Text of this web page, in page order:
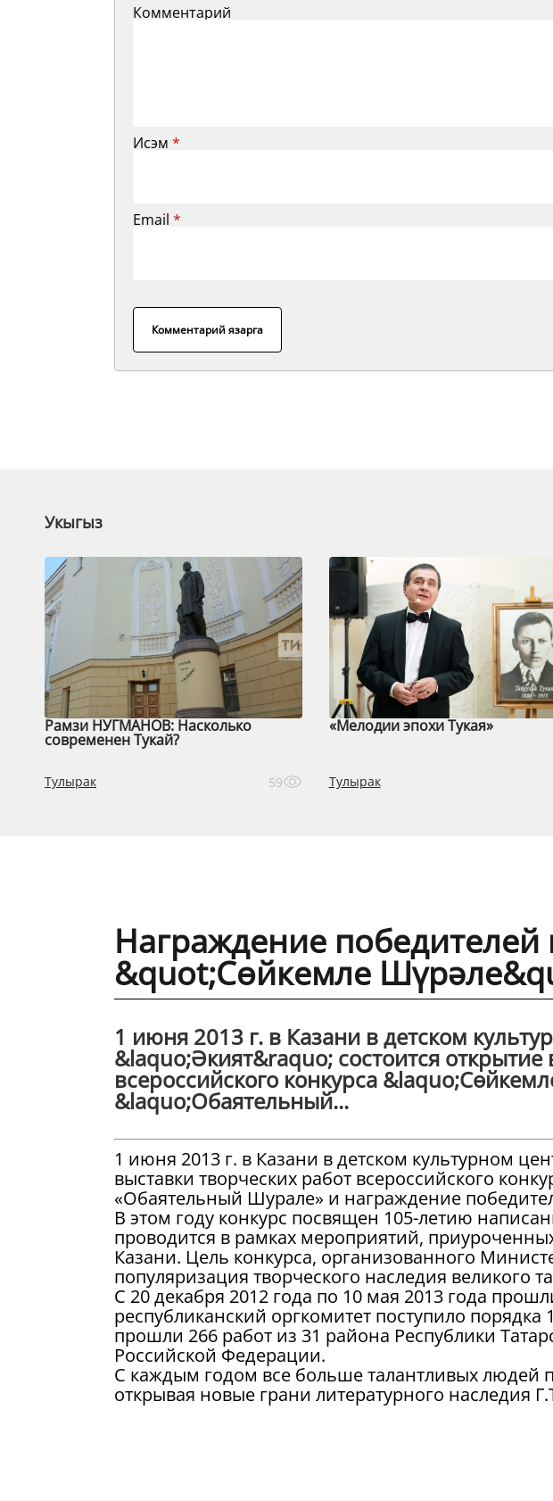
Комментарий
Исэм *
Email *
Комментарий язарга
Укыгыз
Рамзи НУГМАНОВ: Насколько
современен Тукай?
Тулырак 59
«Мелодии эпохи Тукая»
Тулырак
Награждение победителей
&quot;Сөйкемле
1 июня 2013 г. в Казани в детском
&laquo;Әкият&raquo; состоится открытие
всероссийского конкурса
&laquo;Обаятельный...
1 июня 2013 г. в Казани в детском культурном
выставки творческих работ всероссийского
«Обаятельный Шурале» и награждение
В этом году конкурс посвящен 105-летию
проводится в рамках мероприятий,
Казани. Цель конкурса, организованного
популяризация творческого наследия великого
С 20 декабря 2012 года по 10 мая 2013 года
республиканский оргкомитет поступило порядка
прошли 266 работ из 31 района Республики
Российской Федерации.
С каждым годом все больше талантливых людей
открывая новые грани литературного наследия